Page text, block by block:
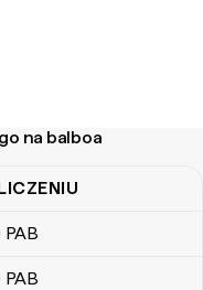
na balboa
balboa panamskiego
PAB
PAB